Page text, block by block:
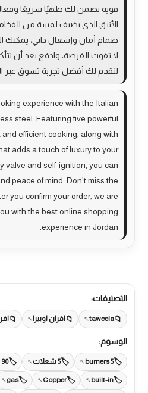
قوية تضمن لك طهيًا سريعًا
الأنيق الذي يضيف لمسة من
صمام أمان وإشعال ذاتي، يمكنك
لا تفوت الفرصة، وادفع بعد أن
لنقدم لك أفضل تجربة تسوق عبر
experience with the Italian
steel. Featuring five powerful
efficient cooking, along with
adds a touch of luxury to your
valve and self-ignition, you can
peace of mind. Don’t miss the
you confirm your order; we are
with the best online shopping
experience in Jordan.
التصنيفات:
taweela افران اوبيرا
الوسوم:
5 burners 5 شعلات 90 cm
built-in
Copper
gas